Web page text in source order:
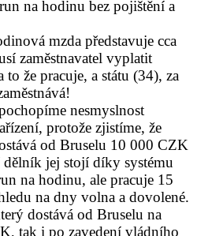
na hodinu bez pojištění a
mzda představuje cca
zaměstnavatel vyplatit
to že pracuje, a státu (34), za
nesmyslnost
protože zjistíme, že
od Bruselu 10 000 CZK
dělník jej stojí díky systému
na hodinu, ale pracuje 15
na dny volna a dovolené.
dostává od Bruselu na
tak i po zavedení vládního